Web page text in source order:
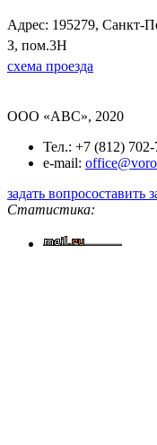
Адрес: 195279, Санкт-
З, пом.3Н
схема проезда
OOO «ABC», 2020
Тел.: +7 (812)
e-mail:
задать вопросоставить
Статистика: